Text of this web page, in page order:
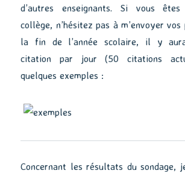
d’autres enseignants. Si vous
collège, n’hésitez pas à m’envoyer vos
la fin de l’année scolaire, il y
citation par jour (50 citations
quelques exemples :
Concernant les résultats du sondage,